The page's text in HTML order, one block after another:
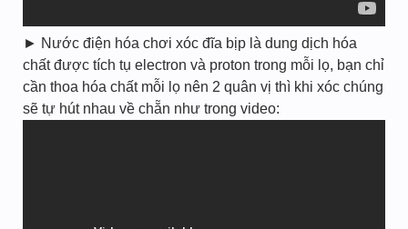
► Nước điện hóa chơi xóc đĩa bịp là dung dịch hóa
chất được tích tụ electron và proton trong mỗi lọ, bạn chỉ
cần thoa hóa chất mỗi lọ nên 2 quân vị thì khi xóc chúng
sẽ tự hút nhau về chẵn như trong video: